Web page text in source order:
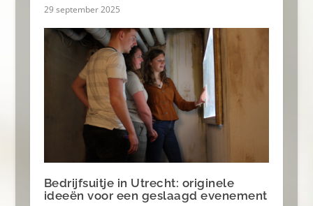
29 september 2025
Bedrijfsuitje in Utrecht: originele
ideeën voor een geslaagd evenement